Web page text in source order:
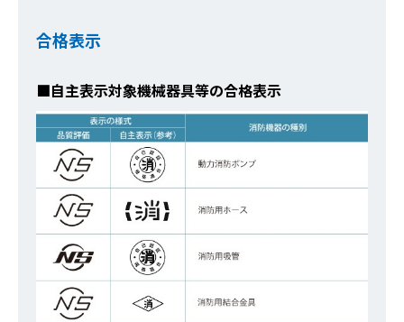
合格表示
■自主表示対象機械器具等の合格表示